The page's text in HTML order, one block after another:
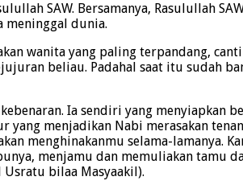
SAW. Bersamanya, Rasulullah
meninggal dunia.
wanita yang paling terpandang,
beliau. Padahal saat itu sudah
Ia sendiri yang menyiapkan
yang menjadikan Nabi merasakan
menghinakanmu selama-lamanya.
menjamu dan memuliakan tamu
Usratu bilaa Masyaakil).